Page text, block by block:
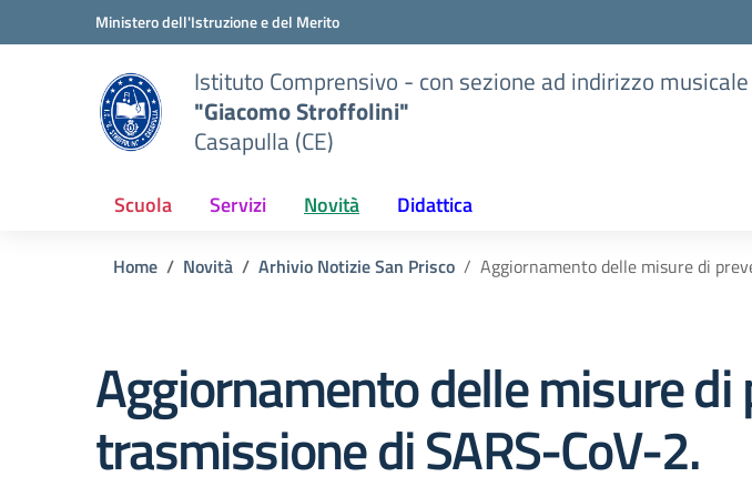
Vai ai contenuti
Vai al menu di navigazioneMinistero dell'Istruzione e del Merito
Istituto Comprensivo - con sezione ad indirizzo musicale
"Giacomo Stroffolini"
Casapulla (CE)
Scuola Servizi Novità Didattica
Home Novità Arhivio Notizie San Prisco Aggiornamento delle misure di
Aggiornamento delle misure di
trasmissione di SARS-CoV-2.